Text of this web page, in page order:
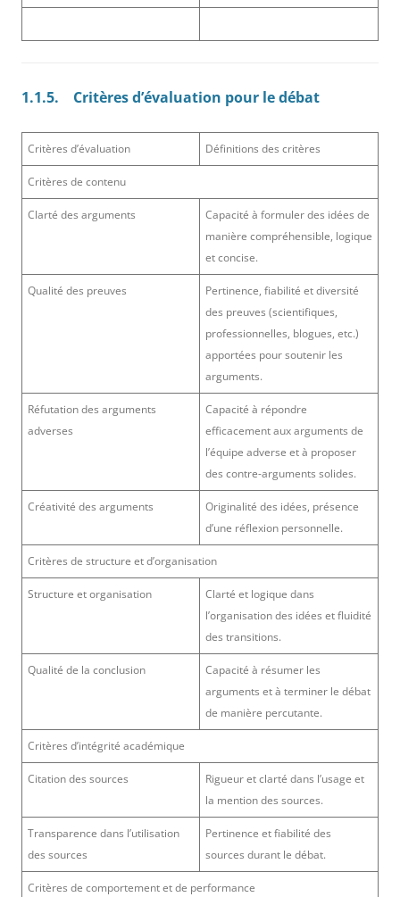
1.1.5. Critères d’évaluation pour le débat
Critères d’évaluation Définitions des critères
Critères de contenu
Clarté des arguments
Capacité à formuler des idées de
manière compréhensible, logique
et concise.
Qualité des preuves
Pertinence, fiabilité et diversité
des preuves (scientifiques,
professionnelles, blogues, etc.)
apportées pour soutenir les
arguments.
Réfutation des arguments
adverses
Capacité à répondre
efficacement aux arguments de
l’équipe adverse et à proposer
des contre-arguments solides.
Créativité des arguments
Originalité des idées, présence
d’une réflexion personnelle.
Critères de structure et d’organisation
Structure et organisation
Clarté et logique dans
l’organisation des idées et fluidité
des transitions.
Qualité de la conclusion
Capacité à résumer les
arguments et à terminer le débat
de manière percutante.
Critères d’intégrité académique
Citation des sources
Rigueur et clarté dans l’usage et
la mention des sources.
Transparence dans l’utilisation
des sources
Pertinence et fiabilité des
sources durant le débat.
Critères de comportement et de performance